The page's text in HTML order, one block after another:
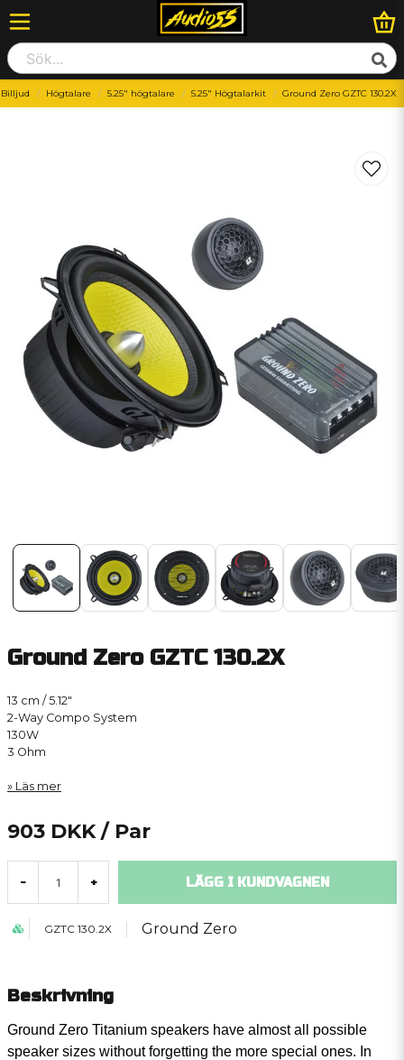
Billjud Högtalare 5.25" högtalare 5.25" Högtalarkit Ground Zero GZTC 130.2X
Ground Zero GZTC 130.2X
13 cm / 5.12″
2-Way Compo System
130W
3 Ohm
Läs mer
903 DKK / Par
- + LÄGG I KUNDVAGNEN
GZTC 130.2X Ground Zero
Beskrivning
Ground Zero Titanium speakers have almost all possible
speaker sizes without forgetting the more special ones. In